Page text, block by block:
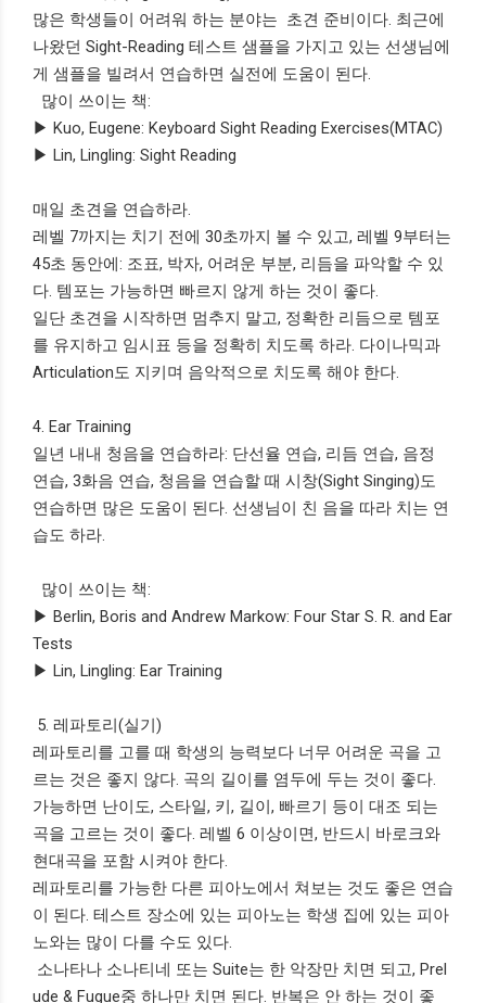
많은 학생들이 어려워 하는 분야는 초견 준비이다. 최근에
나왔던 Sight-Reading 테스트 샘플을 가지고 있는 선생님에
게 샘플을 빌려서 연습하면 실전에 도움이 된다.
많이 쓰이는 책:
▶ Kuo, Eugene: Keyboard Sight Reading Exercises(MTAC)
▶ Lin, Lingling: Sight Reading
매일 초견을 연습하라.
레벨 7까지는 치기 전에 30초까지 볼 수 있고, 레벨 9부터는
45초 동안에: 조표, 박자, 어려운 부분, 리듬을 파악할 수 있
다. 템포는 가능하면 빠르지 않게 하는 것이 좋다.
일단 초견을 시작하면 멈추지 말고, 정확한 리듬으로 템포
를 유지하고 임시표 등을 정확히 치도록 하라. 다이나믹과
Articulation도 지키며 음악적으로 치도록 해야 한다.
4. Ear Training
일년 내내 청음을 연습하라: 단선율 연습, 리듬 연습, 음정
연습, 3화음 연습, 청음을 연습할 때 시창(Sight Singing)도
연습하면 많은 도움이 된다. 선생님이 친 음을 따라 치는 연
습도 하라.
많이 쓰이는 책:
▶ Berlin, Boris and Andrew Markow: Four Star S. R. and Ear
Tests
▶ Lin, Lingling: Ear Training
5. 레파토리(실기)
레파토리를 고를 때 학생의 능력보다 너무 어려운 곡을 고
르는 것은 좋지 않다. 곡의 길이를 염두에 두는 것이 좋다.
가능하면 난이도, 스타일, 키, 길이, 빠르기 등이 대조 되는
곡을 고르는 것이 좋다. 레벨 6 이상이면, 반드시 바로크와
현대곡을 포함 시켜야 한다.
레파토리를 가능한 다른 피아노에서 쳐보는 것도 좋은 연습
이 된다. 테스트 장소에 있는 피아노는 학생 집에 있는 피아
노와는 많이 다를 수도 있다.
소나타나 소나티네 또는 Suite는 한 악장만 치면 되고, Prel
ude & Fugue중 하나만 치면 된다. 반복은 안 하는 것이 좋